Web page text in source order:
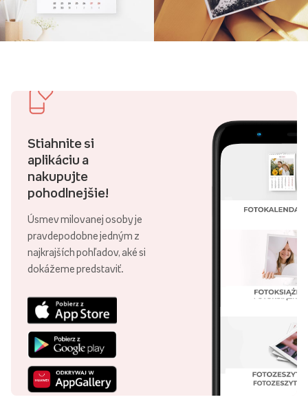
Stiahnite si
aplikáciu a
nakupujte
pohodlnejšie!
Úsmev milovanej osoby je
pravdepodobne jedným z
najkrajších pohľadov, aké si
dokážeme predstaviť.